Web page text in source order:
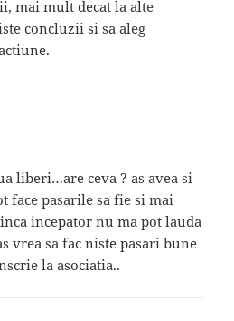
mai mult decat la alte
concluzii si sa aleg
liberi…are ceva ? as avea si
face pasarile sa fie si mai
incepator nu ma pot lauda
vrea sa fac niste pasari bune
la asociatia..